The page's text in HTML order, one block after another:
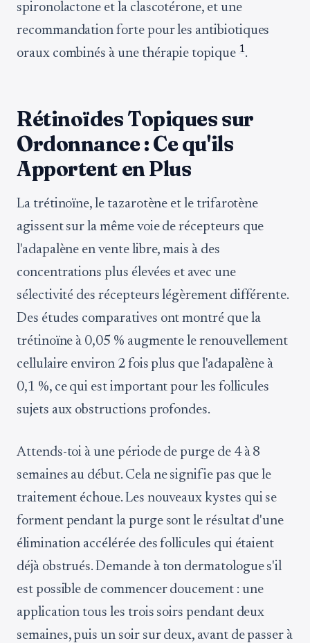
spironolactone et la clascotérone, et une
recommandation forte pour les antibiotiques
oraux combinés à une thérapie topique 1.
Rétinoïdes Topiques sur
Ordonnance : Ce qu'ils
Apportent en Plus
La trétinoïne, le tazarotène et le trifarotène
agissent sur la même voie de récepteurs que
l'adapalène en vente libre, mais à des
concentrations plus élevées et avec une
sélectivité des récepteurs légèrement différente.
Des études comparatives ont montré que la
trétinoïne à 0,05 % augmente le renouvellement
cellulaire environ 2 fois plus que l'adapalène à
0,1 %, ce qui est important pour les follicules
sujets aux obstructions profondes.
Attends-toi à une période de purge de 4 à 8
semaines au début. Cela ne signifie pas que le
traitement échoue. Les nouveaux kystes qui se
forment pendant la purge sont le résultat d'une
élimination accélérée des follicules qui étaient
déjà obstrués. Demande à ton dermatologue s'il
est possible de commencer doucement : une
application tous les trois soirs pendant deux
semaines, puis un soir sur deux, avant de passer à